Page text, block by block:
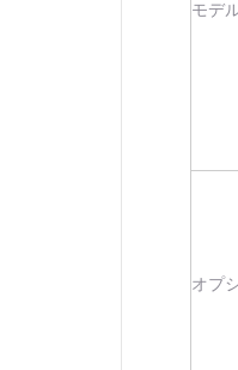
モデ
オプ